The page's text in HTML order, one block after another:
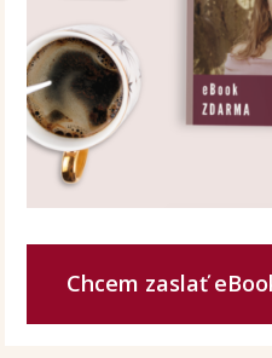
Chcem zaslať